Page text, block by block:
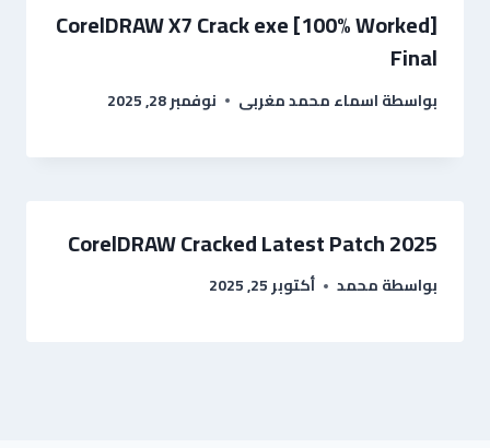
CorelDRAW X7 Crack exe [100% Worked]
Final
بواسطةاسماء محمد مغربى نوفمبر 28, 2025
CorelDRAW Cracked Latest Patch 2025
بواسطةمحمد أكتوبر 25, 2025